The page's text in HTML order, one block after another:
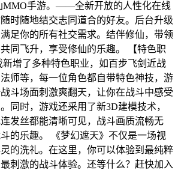
MMO手游。——全新开放的人性化在线
时随地结交志同道合的好友。后台升级
足你的所有社交需求。结伴修仙，带领
同飞升，享受修仙的乐趣。 【特色职
增了多种特色职业，如百步飞剑近战
师等，每一位角色都自带特色神技，游
斗场面刺激爽翻天，让你在战斗中感受
同时，游戏还采用了新3D建模技术，
发丝都能清晰可见，战斗画质流畅无
的乐趣。 《梦幻遮天》不仅是一场视
的洗礼。在这里，你可以体验到最纯粹
刺激的战斗体验。还等什么？赶快加入